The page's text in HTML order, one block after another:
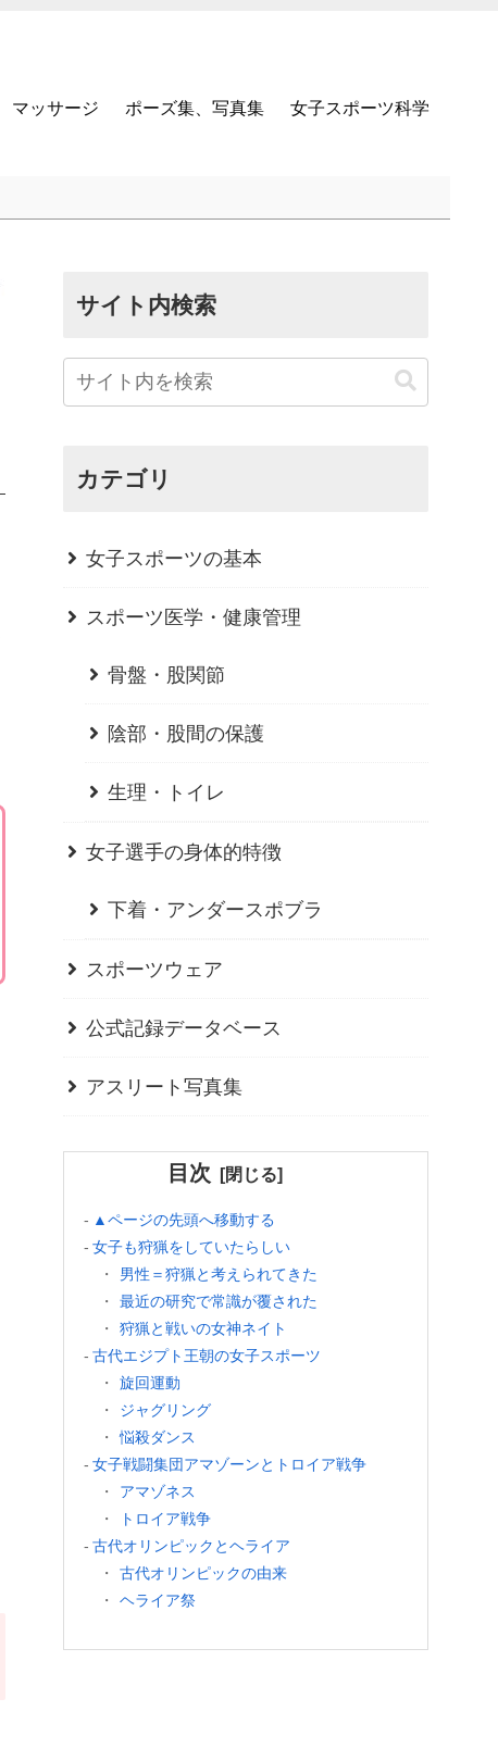
マッサージ ポーズ集、写真集 女子スポーツ科学
サイト内検索
カテゴリ
女子スポーツの基本
スポーツ医学・健康管理
骨盤・股関節
陰部・股間の保護
生理・トイレ
女子選手の身体的特徴
下着・アンダースポブラ
スポーツウェア
公式記録データベース
アスリート写真集
目次
▲ページの先頭へ移動する
女子も狩猟をしていたらしい
男性＝狩猟と考えられてきた
最近の研究で常識が覆された
狩猟と戦いの女神ネイト
古代エジプト王朝の女子スポーツ
旋回運動
ジャグリング
悩殺ダンス
女子戦闘集団アマゾーンとトロイア戦争
アマゾネス
トロイア戦争
古代オリンピックとヘライア
古代オリンピックの由来
ヘライア祭